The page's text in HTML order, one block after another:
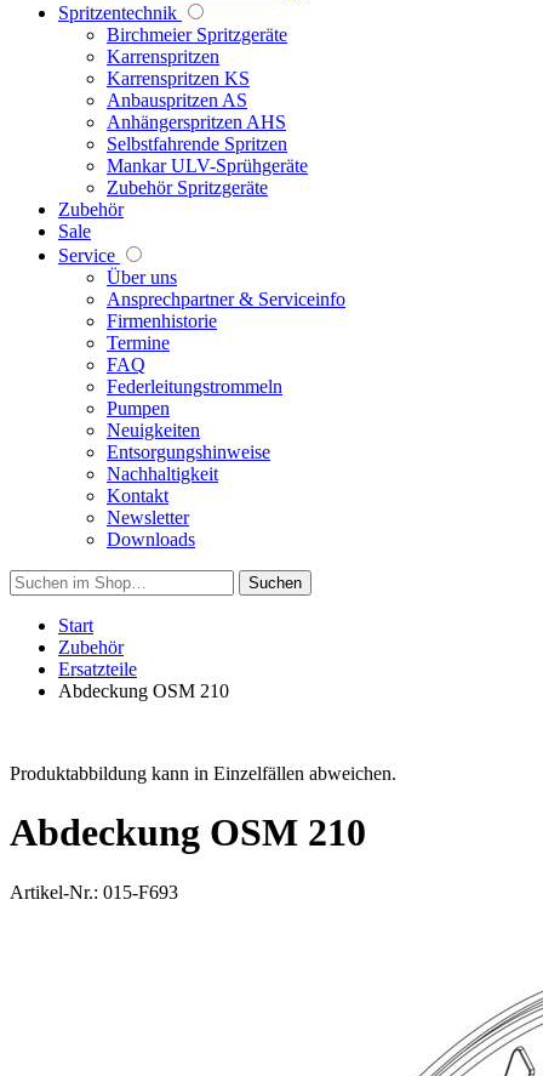
Spritzentechnik
Birchmeier Spritzgeräte
Karrenspritzen
Karrenspritzen KS
Anbauspritzen AS
Anhängerspritzen AHS
Selbstfahrende Spritzen
Mankar ULV-Sprühgeräte
Zubehör Spritzgeräte
Zubehör
Sale
Service
Über uns
Ansprechpartner & Serviceinfo
Firmenhistorie
Termine
FAQ
Federleitungstrommeln
Pumpen
Neuigkeiten
Entsorgungshinweise
Nachhaltigkeit
Kontakt
Newsletter
Downloads
Suchen
Start
Zubehör
Ersatzteile
Abdeckung OSM 210
Produktabbildung kann in Einzelfällen abweichen.
Abdeckung OSM 210
Artikel-Nr.: 015-F693